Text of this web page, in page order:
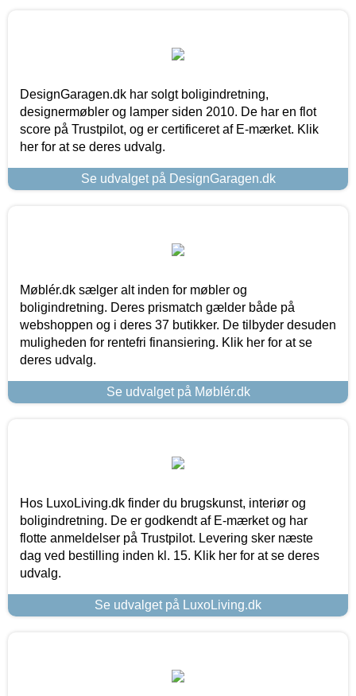
DesignGaragen.dk har solgt boligindretning,
designermøbler og lamper siden 2010. De har en flot
score på Trustpilot, og er certificeret af E-mærket. Klik
her for at se deres udvalg.
Se udvalget på DesignGaragen.dk
Møblér.dk sælger alt inden for møbler og
boligindretning. Deres prismatch gælder både på
webshoppen og i deres 37 butikker. De tilbyder desuden
muligheden for rentefri finansiering. Klik her for at se
deres udvalg.
Se udvalget på Møblér.dk
Hos LuxoLiving.dk finder du brugskunst, interiør og
boligindretning. De er godkendt af E-mærket og har
flotte anmeldelser på Trustpilot. Levering sker næste
dag ved bestilling inden kl. 15. Klik her for at se deres
udvalg.
Se udvalget på LuxoLiving.dk